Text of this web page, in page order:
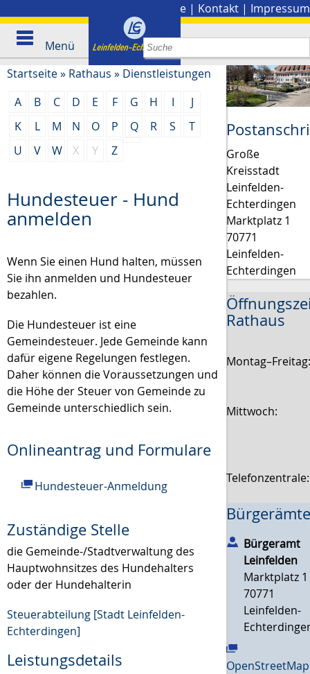
Presse | Kontakt | Impressum
Menü
Startseite» Rathaus » Dienstleistungen
A
B C D E F G H I
J
K
L M N O P Q R S
T
U
V W X Y Z
Hundesteuer - Hund
anmelden
Wenn Sie einen Hund halten, müssen
Sie ihn anmelden und Hundesteuer
bezahlen.
Die Hundesteuer ist eine
Gemeindesteuer. Jede Gemeinde kann
dafür eigene Regelungen festlegen.
Daher können die Voraussetzungen und
die Höhe der Steuer von Gemeinde zu
Gemeinde unterschiedlich sein.
Onlineantrag und Formulare
Hundesteuer-Anmeldung
Zuständige Stelle
die Gemeinde-/Stadtverwaltung des
Hauptwohnsitzes des Hundehalters
oder der Hundehalterin
Steuerabteilung [Stadt Leinfelden-
Echterdingen]
Leistungsdetails
Große
Kreisstadt
Leinfelden-
Echterdingen
Marktplatz 1
70771
Leinfelden-
Echterdingen
Rathaus
Mittwoch:
Bürgeramt
Leinfelden
Marktplatz 1
70771
Leinfelden-
OpenStreetMap